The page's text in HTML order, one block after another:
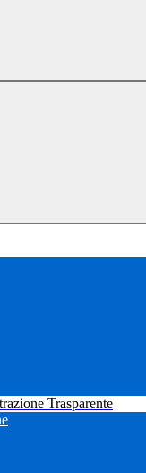
Trasparente